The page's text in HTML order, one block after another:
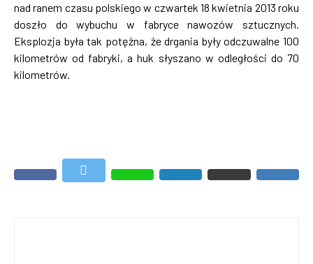
nad ranem czasu polskiego w czwartek 18 kwietnia 2013 roku
doszło do wybuchu w fabryce nawozów sztucznych.
Eksplozja była tak potężna, że drgania były odczuwalne 100
kilometrów od fabryki, a huk słyszano w odległości do 70
kilometrów.